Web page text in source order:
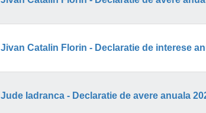
Jivan Catalin Florin - Declaratie de interese
Jude Iadranca - Declaratie de avere anuala